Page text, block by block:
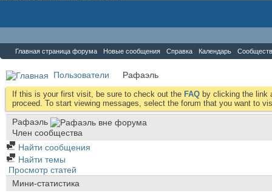
Главная страница форума Новые сообщения Справка Календарь
Пользователи Рафаэль
If this is your first visit, be sure to check out the FAQ by clicking the link
proceed. To start viewing messages, select the forum that you want to
Рафаэль
Член сообщества
Найти сообщения
Найти темы
Просмотр статей
Мини-статистика